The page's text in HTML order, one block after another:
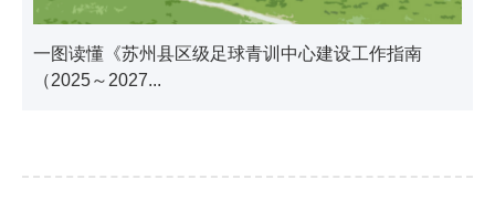
一图读懂《苏州县区级足球青训中心建设工作指南
（2025～2027...